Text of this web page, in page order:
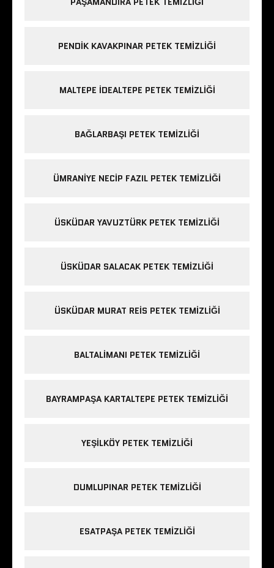
PENDIK KAVAKPINAR PETEK TEMIZLIĞI
MALTEPE IDEALTEPE PETEK TEMIZLIĞI
BAĞLARBAŞI PETEK TEMIZLIĞI
ÜMRANIYE NECIP FAZIL PETEK TEMIZLIĞI
ÜSKÜDAR YAVUZTÜRK PETEK TEMIZLIĞI
ÜSKÜDAR SALACAK PETEK TEMIZLIĞI
ÜSKÜDAR MURAT REIS PETEK TEMIZLIĞI
BALTALIMANI PETEK TEMIZLIĞI
BAYRAMPAŞA KARTALTEPE PETEK TEMIZLIĞI
YEŞILKÖY PETEK TEMIZLIĞI
DUMLUPINAR PETEK TEMIZLIĞI
ESATPAŞA PETEK TEMIZLIĞI